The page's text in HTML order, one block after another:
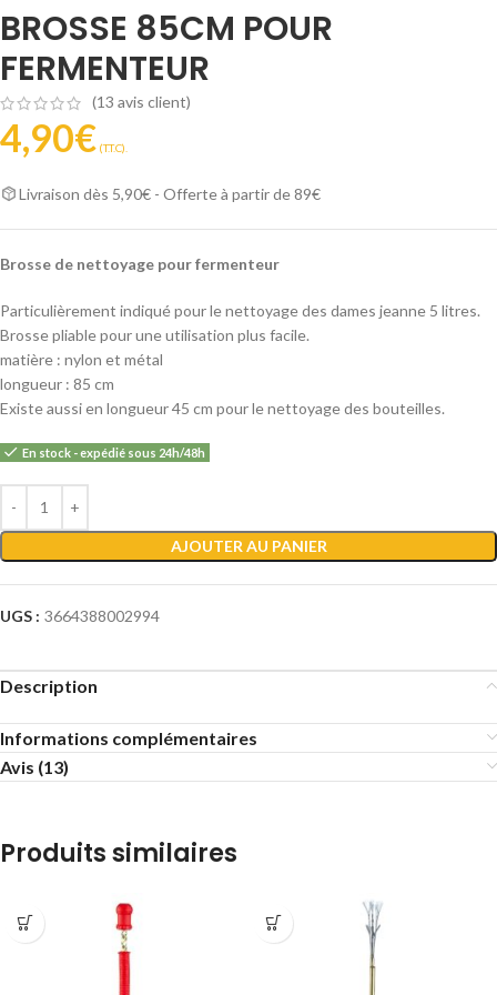
BROSSE 85CM POUR
FERMENTEUR
(13 avis client)
4,90€ (T.T.C).
Livraison dès 5,90€ - Offerte à partir de 89€
Brosse de nettoyage pour fermenteur
Particulièrement indiqué pour le nettoyage des dames jeanne 5 litres.
Brosse pliable pour une utilisation plus facile.
matière : nylon et métal
longueur : 85 cm
Existe aussi en longueur 45 cm pour le nettoyage des bouteilles.
En stock - expédié sous 24h/48h
AJOUTER AU PANIER
UGS : 3664388002994
Description
Informations complémentaires
Avis (13)
Produits similaires